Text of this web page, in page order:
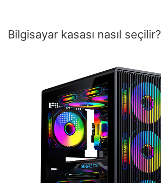
Bilgisayar kasası nasıl seçilir?